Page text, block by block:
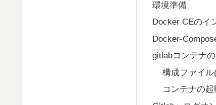
環境準備
Docker CEのイ
Docker-
gitlabコンテナ
構成ファイ
コンテナの起